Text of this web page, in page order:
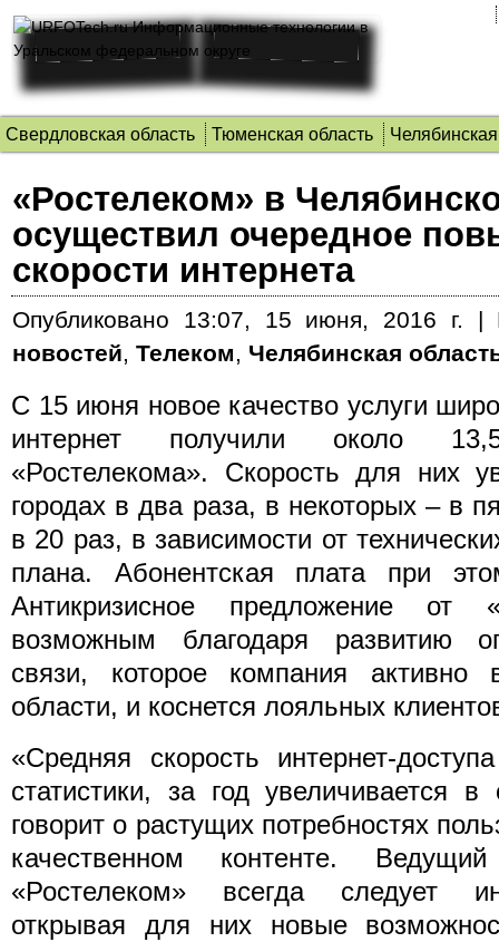
Свердловская область Тюменская область
«Ростелеком» в
осуществил очередное
скорости интернета
Опубликовано 13:07, 15 июня, 2016 г. |
новостей, Телеком, Челябинская
С 15 июня новое качество услуги
интернет получили около
«Ростелекома». Скорость для них
городах в два раза, в некоторых – в
в 20 раз, в зависимости от
плана. Абонентская плата при
Антикризисное предложение от
возможным благодаря развитию
связи, которое компания активно
области, и коснется лояльных
«Средняя скорость интернет-
статистики, за год увеличивается
говорит о растущих потребностях
качественном контенте.
«Ростелеком» всегда следует
открывая для них новые